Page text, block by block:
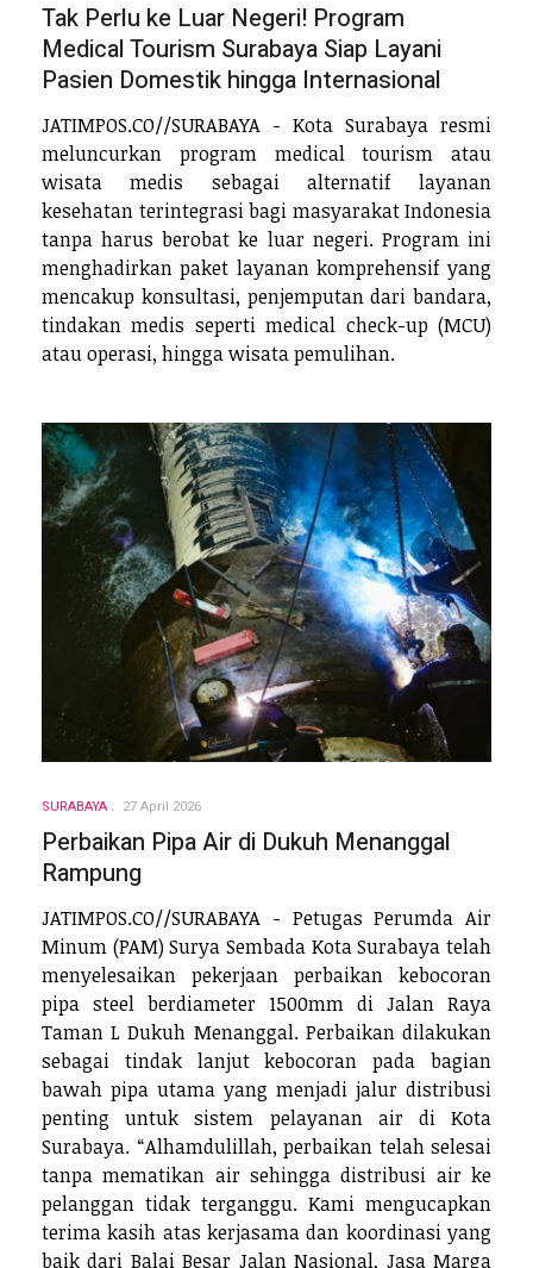
Tak Perlu ke Luar Negeri! Program
Medical Tourism Surabaya Siap Layani
Pasien Domestik hingga Internasional
JATIMPOS.CO//SURABAYA - Kota Surabaya resmi
meluncurkan program medical tourism atau
wisata medis sebagai alternatif layanan
kesehatan terintegrasi bagi masyarakat Indonesia
tanpa harus berobat ke luar negeri. Program ini
menghadirkan paket layanan komprehensif yang
mencakup konsultasi, penjemputan dari bandara,
tindakan medis seperti medical check-up (MCU)
atau operasi, hingga wisata pemulihan.
SURABAYA 27 April 2026
Perbaikan Pipa Air di Dukuh Menanggal
Rampung
JATIMPOS.CO//SURABAYA - Petugas Perumda Air
Minum (PAM) Surya Sembada Kota Surabaya telah
menyelesaikan pekerjaan perbaikan kebocoran
pipa steel berdiameter 1500mm di Jalan Raya
Taman L Dukuh Menanggal. Perbaikan dilakukan
sebagai tindak lanjut kebocoran pada bagian
bawah pipa utama yang menjadi jalur distribusi
penting untuk sistem pelayanan air di Kota
Surabaya. “Alhamdulillah, perbaikan telah selesai
tanpa mematikan air sehingga distribusi air ke
pelanggan tidak terganggu. Kami mengucapkan
terima kasih atas kerjasama dan koordinasi yang
baik dari Balai Besar Jalan Nasional, Jasa Marga